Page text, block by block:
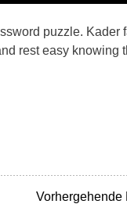
puzzle. Kader
rest easy knowing
Vorhergehende